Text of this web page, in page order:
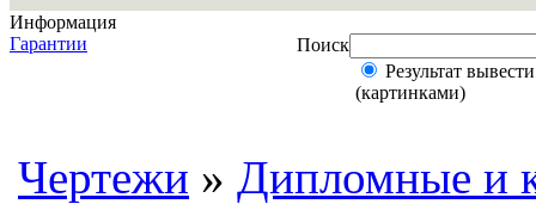
Информация
Гарантии
Поиск
Результат
(картинками)
Чертежи » Дипломные и